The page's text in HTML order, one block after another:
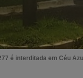
é interditada em Céu